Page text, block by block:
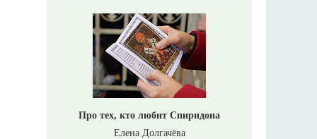
Про тех, кто любит Спиридона
Елена Долгачёва